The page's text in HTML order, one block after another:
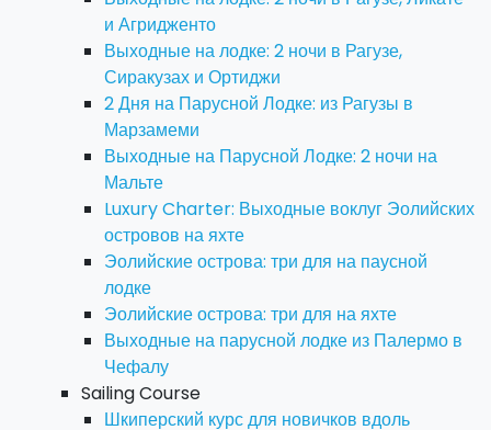
и Агридженто
Выходные на лодке: 2 ночи в Рагузе,
Сиракузах и Ортиджи
2 Дня на Парусной Лодке: из Рагузы в
Марзамеми
Выходные на Парусной Лодке: 2 ночи на
Мальте
Luxury Charter: Выходные воклуг Эолийских
островов на яхте
Эолийские острова: три для на паусной
лодке
Эолийские острова: три для на яхте
Выходные на парусной лодке из Палермо в
Чефалу
Sailing Course
Шкиперский курс для новичков вдоль